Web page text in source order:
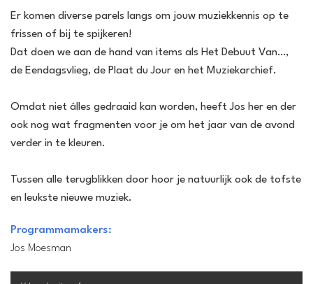
Er komen diverse parels langs om jouw muziekkennis op te
frissen of bij te spijkeren!
Dat doen we aan de hand van items als Het Debuut Van…,
de Eendagsvlieg, de Plaat du Jour en het Muziekarchief.
Omdat niet álles gedraaid kan worden, heeft Jos her en der
ook nog wat fragmenten voor je om het jaar van de avond
verder in te kleuren.
Tussen alle terugblikken door hoor je natuurlijk ook de tofste
en leukste nieuwe muziek.
Programmamakers:
Jos Moesman